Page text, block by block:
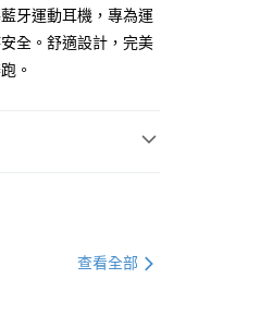
牙運動耳機，專為運
全。舒適設計，完美
。
查看全部